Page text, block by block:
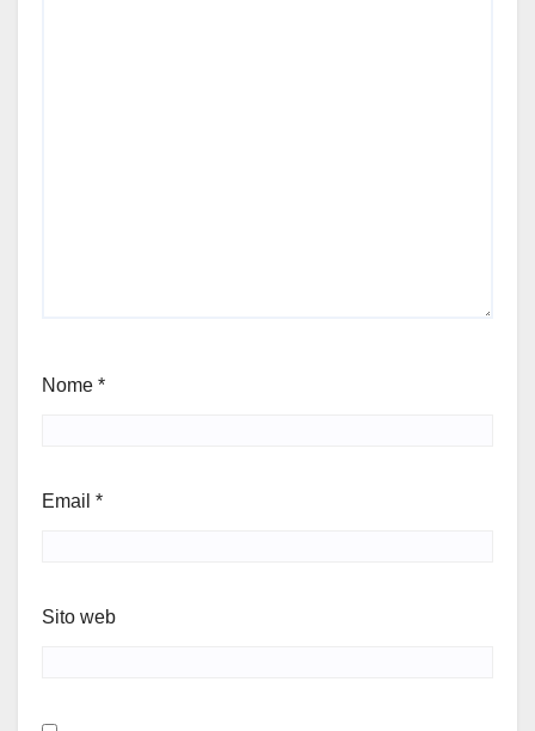
Nome *
Email *
Sito web